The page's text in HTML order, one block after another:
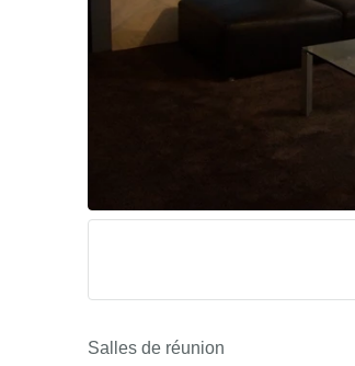
Salles de réunion